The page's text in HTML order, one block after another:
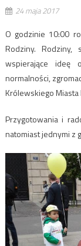
24 maja 2017
O godzinie 10:00
Rodziny.
wspierające ideę
normalności,
Królewskiego Miasta
Przygotowania i
natomiast jednymi z